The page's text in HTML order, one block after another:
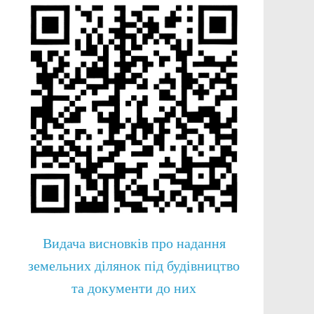
Видача висновків про надання
земельних ділянок під будівництво
та документи до них